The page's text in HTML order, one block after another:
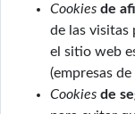
Cookies de
de las visitas
el sitio web
(empresas
Cookies de